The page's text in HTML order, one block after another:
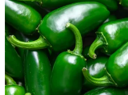
Phó Tổng Biên tập: NGUYỄN
THỦY
Sở hữu trí tuệ
RSS
Hỗ